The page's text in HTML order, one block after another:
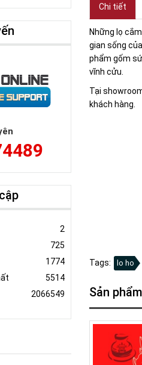
Chi tiết
Những lọ
gian sống
phẩm gốm
vĩnh cửu.
Tại
khách hàng.
Tags: lo ho
Sản
2
725
1774
5514
2066549